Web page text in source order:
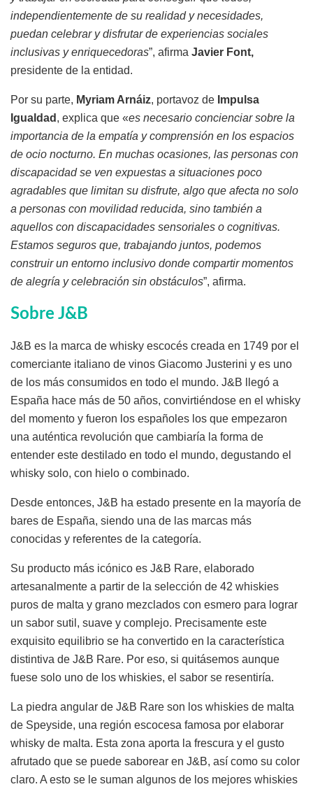
independientemente de su realidad y necesidades,
puedan celebrar y disfrutar de experiencias sociales
inclusivas y enriquecedoras”, afirma Javier Font,
presidente de la entidad.
Por su parte, Myriam Arnáiz, portavoz de Impulsa
Igualdad , explica que «es necesario concienciar sobre la
importancia de la empatía y comprensión en los espacios
de ocio nocturno. En muchas ocasiones, las personas con
discapacidad se ven expuestas a situaciones poco
agradables que limitan su disfrute, algo que afecta no solo
a personas con movilidad reducida, sino también a
aquellos con discapacidades sensoriales o cognitivas.
Estamos seguros que, trabajando juntos, podemos
construir un entorno inclusivo donde compartir momentos
de alegría y celebración sin obstáculos”, afirma.
Sobre J&B
J&B es la marca de whisky escocés creada en 1749 por el
comerciante italiano de vinos Giacomo Justerini y es uno
de los más consumidos en todo el mundo. J&B llegó a
España hace más de 50 años, convirtiéndose en el whisky
del momento y fueron los españoles los que empezaron
una auténtica revolución que cambiaría la forma de
entender este destilado en todo el mundo, degustando el
whisky solo, con hielo o combinado.
Desde entonces, J&B ha estado presente en la mayoría de
bares de España, siendo una de las marcas más
conocidas y referentes de la categoría.
Su producto más icónico es J&B Rare, elaborado
artesanalmente a partir de la selección de 42 whiskies
puros de malta y grano mezclados con esmero para lograr
un sabor sutil, suave y complejo. Precisamente este
exquisito equilibrio se ha convertido en la característica
distintiva de J&B Rare. Por eso, si quitásemos aunque
fuese solo uno de los whiskies, el sabor se resentiría.
La piedra angular de J&B Rare son los whiskies de malta
de Speyside, una región escocesa famosa por elaborar
whisky de malta. Esta zona aporta la frescura y el gusto
afrutado que se puede saborear en J&B, así como su color
claro. A esto se le suman algunos de los mejores whiskies